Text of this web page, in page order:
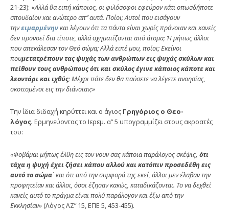
21-23): «Αλλά θα ειπή κάποιος, οι φιλόσοφοι εφεύρον κάτι οπωσδήποτε
σπουδαίον και ανώ­τερο απ” αυτά. Ποίοι; Αυτοί που εισάγουν
τηνειμαρμένηνκαι λέγουν ότι τα πάντα είναι χωρίς πρόνοιαν και κανείς
δεν προνοεί δια τίποτε, αλλά σχηματίζονται από άτομα; Ή μήπως άλλοι
που απεκάλεσαν τον Θεό σώμα; Αλλά ειπέ μου, ποίοι; Εκείνοι
πουμετατρέπουν τας ψυχάς των ανθρώπων εις ψυχάς σκύλων και
πείθουν τους ανθρώπους ότι και σκύλος έγινε κάποιος κάποτε και
λεοντάρι και ιχθύς; Μέχρι πότε δεν θα παύσετε να λέγετε ανοησίας,
σκοτισμένοι εις την διάνοιαν;»
Την ίδια διδαχή κηρύττει και ο άγιος Γρηγόριος ο Θεο­
λόγος. Ερμηνεύοντας το Ιερεμ. α” 5 υπογραμμίζει στους ακροατές
του:
«Φοβάμαι μήπως έλθη εις τον νουν σας κάποια παρά­λογος σκέψις, ότι
τάχα η ψυχή έχει ζήσει κάπου αλλού και κατόπιν προσεδέθη εις
αυτό το σώμα˙ και ότι από την συμφορά της εκεί, άλλοι μεν έλαβαν την
προφητείαν και άλλοι, όσοι έζησαν κακώς, καταδικάζονται. Το να δεχθεί
κανείς αυτό το πράγμα είναι πολύ παράλογον και έξω από την
Εκκλησίαν» (Λόγος ΛΖ” 15, ΕΠΕ 5, 453-455).